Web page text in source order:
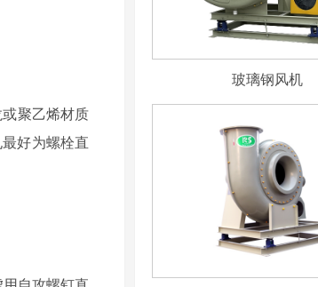
聚乙烯材质
好为螺栓直
玻璃钢风机